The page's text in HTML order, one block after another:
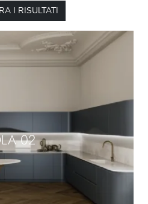
I RISULTATI
02